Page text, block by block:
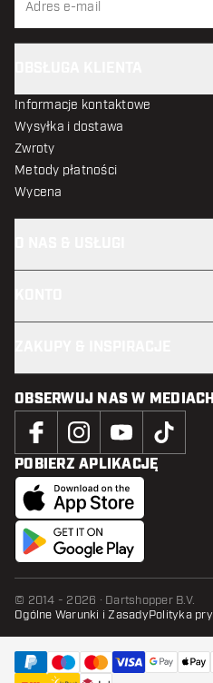
Informacje kontaktowe
Wysyłka i dostawa
Zwroty
Metody płatności
Wycena
OBSERWUJ NAS W
POBIERZ APLIKACJĘ
© 2014 - 2026 · Dartshopper B.V.
Ogólne Warunki i ZasadyPolityka